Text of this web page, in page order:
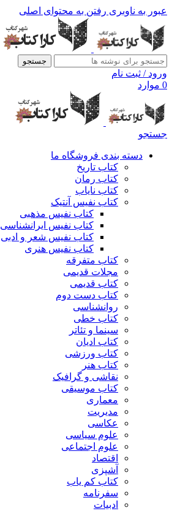
عبور به ناوبری رفتن به محتوای اصلی
جستجو
ورود / ثبت نام
0 موارد
جستجو
دسته بندی فروشگاه ما
کتاب تاریخ
کتاب رمان
کتاب نایاب
کتاب نفیس آنتیک
کتاب نفیس مذهبی
کتاب نفیس ایرانشناسی
کتاب نفیس شعر و ادبی
کتاب نفیس هنری
کتاب متفرقه
مجلات قدیمی
کتاب قدیمی
کتاب دست دوم
روانشناسی
کتاب خطی
سینما و تئاتر
کتاب ادیان
کتاب ورزشی
کتاب هنر
نقاشی و گرافیک
کتاب موسیقی
معماری
مدیریت
عکاسی
علوم سیاسی
علوم اجتماعی
اقتصاد
آشپزی
کتاب کم یاب
سفرنامه
ادبیات